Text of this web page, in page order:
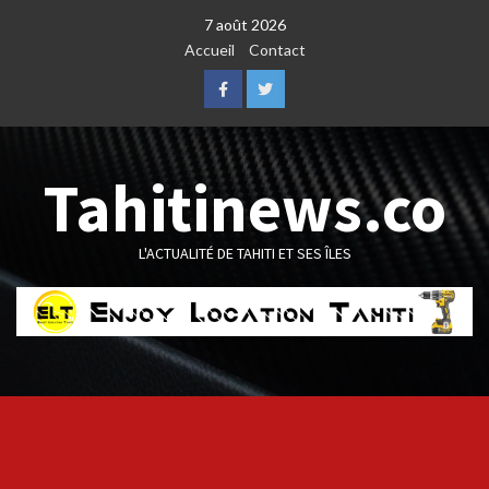
7 août 2026
Accueil
Contact
FacebookTwitter
Tahitinews.co
L'ACTUALITÉ DE TAHITI ET SES ÎLES